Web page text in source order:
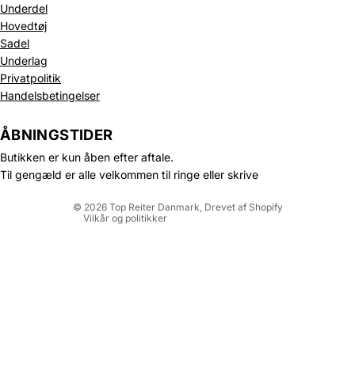
Underdel
Hovedtøj
Sadel
Underlag
Privatpolitik
Handelsbetingelser
ÅBNINGSTIDER
Butikken er kun åben efter aftale.
Til gengæld er alle velkommen til ringe eller skrive
© 2026 Top Reiter Danmark , Drevet af Shopify
Vilkår og politikker
Politik om beskyttelse af persondata
Refusionspolitik
Leveringspolitik
Kontaktinformation